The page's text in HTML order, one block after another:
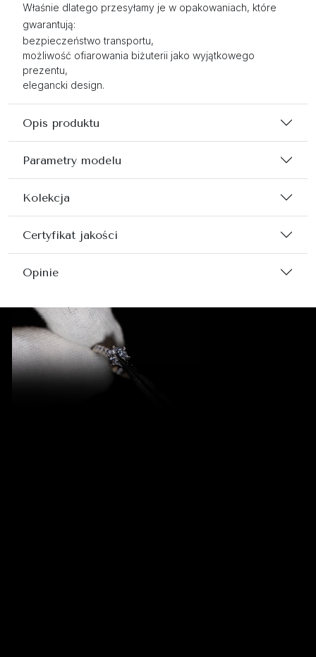
Właśnie dlatego przesyłamy je w opakowaniach, które
gwarantują:
bezpieczeństwo transportu,
możliwość ofiarowania biżuterii jako wyjątkowego
prezentu,
elegancki design.
Opis produktu
Parametry modelu
Kolekcja
Certyfikat jakości
Opinie